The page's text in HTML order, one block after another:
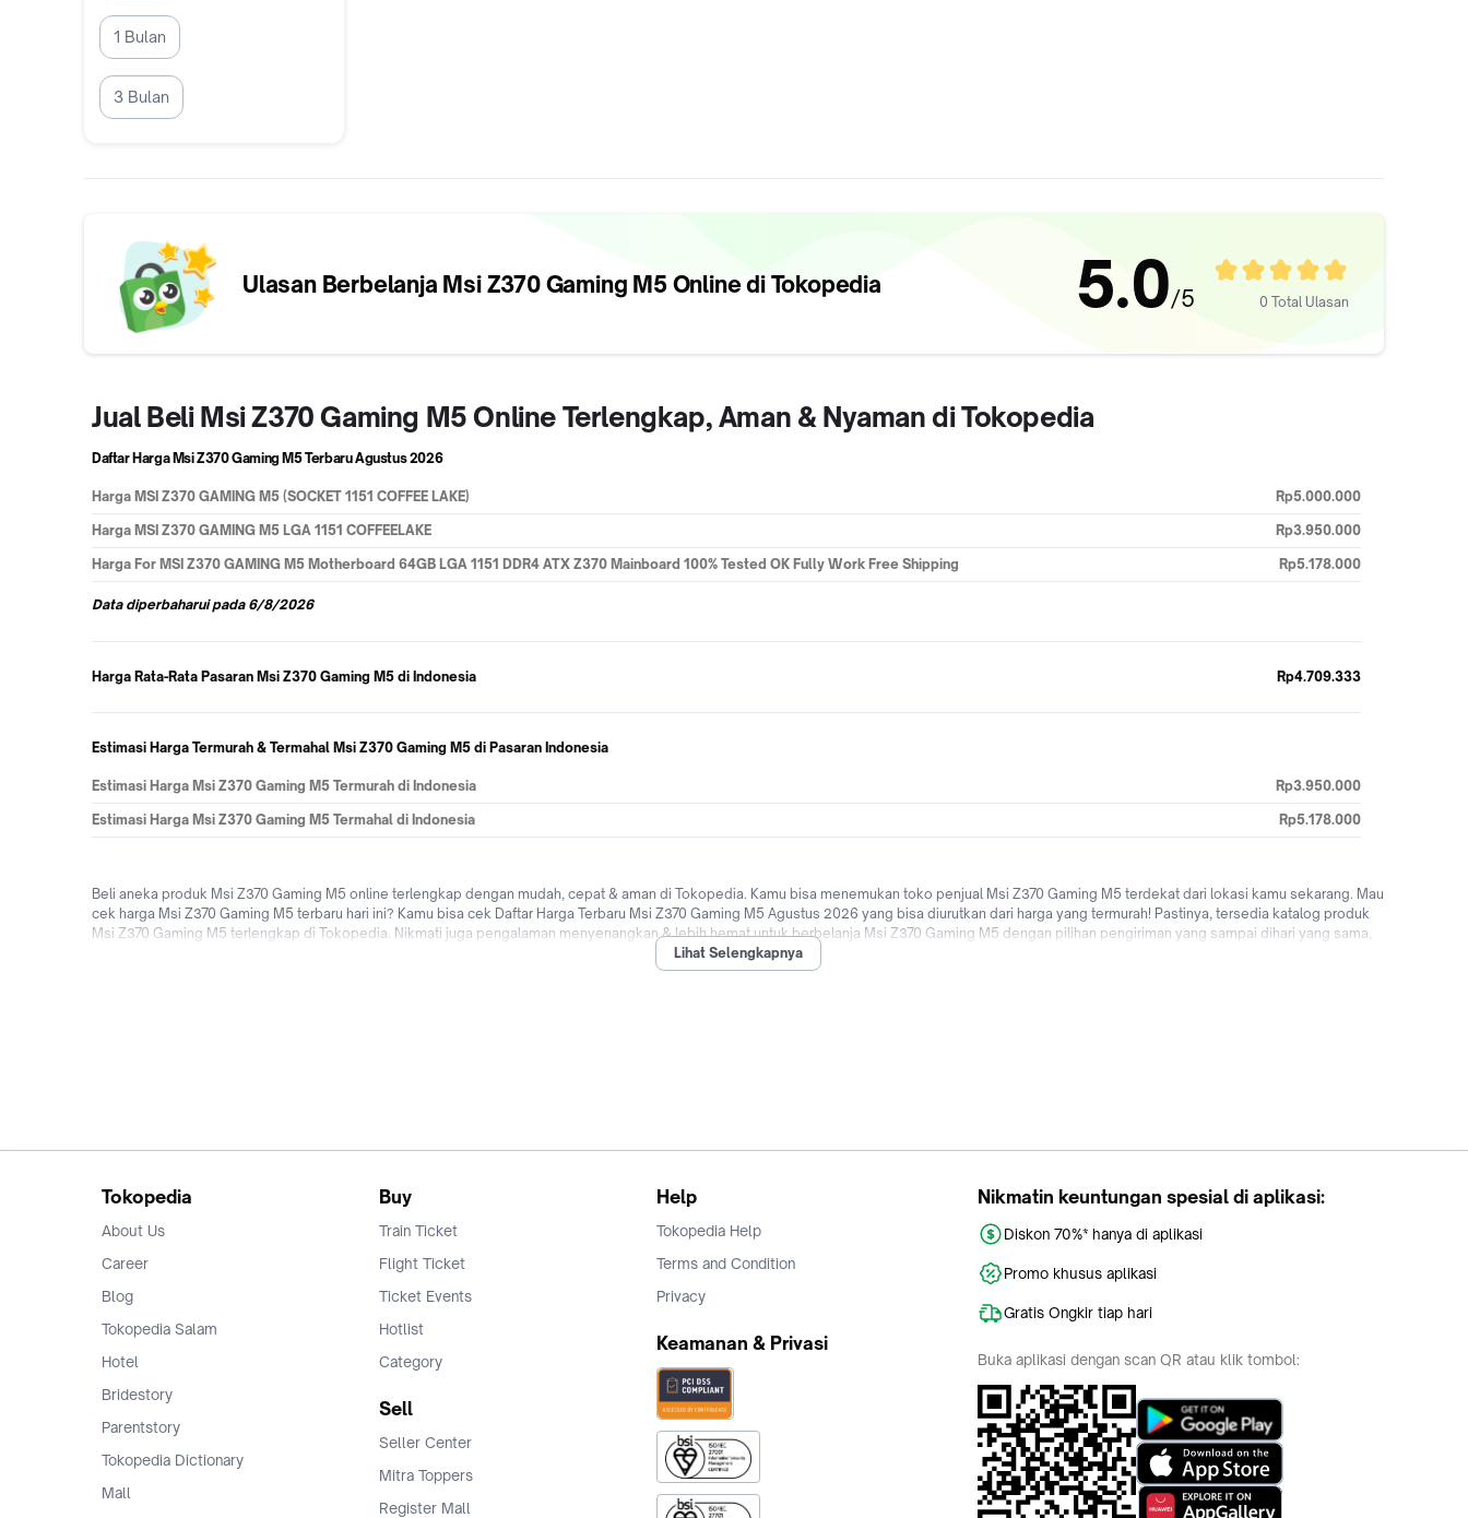
1 Bulan
3 Bulan
Ulasan Berbelanja Msi Z370 Gaming M5Online di Tokopedia 5.0/5 0 Total Ulasan
Jual Beli Msi Z370 Gaming M5 Online Terlengkap, Aman & Nyaman di Tokopedia
Daftar Harga Msi Z370 Gaming M5 TerbaruAgustus 2026
Harga MSI Z370 GAMING M5 (SOCKET 1151 COFFEE LAKE) Rp5.000.000
Harga MSI Z370 GAMING M5 LGA 1151 COFFEELAKE Rp3.950.000
Harga For MSI Z370 GAMING M5 Motherboard 64GB LGA 1151 DDR4 ATX Z370 Mainboard 100% Tested OK Fully Work Free Shipping Rp5.178.000
Data diperbaharui pada 6/8/2026
Harga Rata-Rata Pasaran Msi Z370 Gaming M5 di Indonesia Rp4.709.333
Estimasi Harga Termurah & Termahal Msi Z370 Gaming M5 di Pasaran Indonesia
Estimasi Harga Msi Z370 Gaming M5 Termurah di Indonesia Rp3.950.000
Estimasi Harga Msi Z370 Gaming M5 Termahal di Indonesia Rp5.178.000
Beli aneka produk Msi Z370 Gaming M5 online terlengkap dengan mudah, cepat & aman di Tokopedia. Kamu bisa menemukan toko penjual Msi Z370 Gaming M5 terdekat dari lokasi kamu sekarang. Mau
cek harga Msi Z370 Gaming M5 terbaru hari ini? Kamu bisa cek Daftar Harga Terbaru Msi Z370 Gaming M5 Agustus 2026 yang bisa diurutkan dari harga yang termurah! Pastinya, tersedia katalog produk
Msi Z370 Gaming M5 terlengkap di Tokopedia. Nikmati juga pengalaman menyenangkan & lebih hemat untuk berbelanja Msi Z370 Gaming M5 dengan pilihan pengiriman yang sampai dihari yang sama,
bebas ongkir, bisa bayar ditempat (COD), fitur bisa cicilan 0% dari berbagai bank di Indonesia hingga promo Msi Z370 Gaming M5 untuk pengguna baru! Tunggu apalagi? Yuk jual & beli Msi Z370 Gaming
Lihat Selengkapnya
Tokopedia
About Us
Career
Blog
Tokopedia Salam
Hotel
Bridestory
Parentstory
Tokopedia Dictionary
Mall
Buy
Train Ticket
Flight Ticket
Ticket Events
Hotlist
Category
Sell
Seller Center
Mitra Toppers
Register Mall
Help
Tokopedia Help
Terms and Condition
Privacy
Keamanan & Privasi
Nikmatin keuntungan spesial di aplikasi:
Diskon 70%* hanya di aplikasi
Promo khusus aplikasi
Gratis Ongkir tiap hari
Buka aplikasi dengan scan QR atau klik tombol: